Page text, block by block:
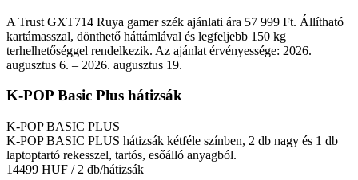
A Trust GXT714 Ruya gamer szék ajánlati ára 57 999 Ft. Állítható
kartámasszal, dönthető háttámlával és legfeljebb 150 kg
terhelhetőséggel rendelkezik. Az ajánlat érvényessége: 2026.
augusztus 6. – 2026. augusztus 19.
K-POP Basic Plus hátizsák
K-POP BASIC PLUS
K-POP BASIC PLUS hátizsák kétféle színben, 2 db nagy és 1 db
laptoptartó rekesszel, tartós, esőálló anyagból.
14499 HUF / 2 db/hátizsák